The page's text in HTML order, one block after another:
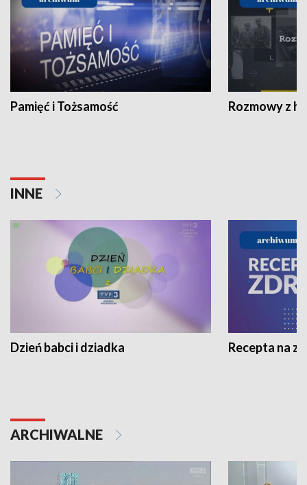
Pamięć i Tożsamość Rozmowy z
INNE
Dzień babci i dziadka Recepta na
ARCHIWALNE